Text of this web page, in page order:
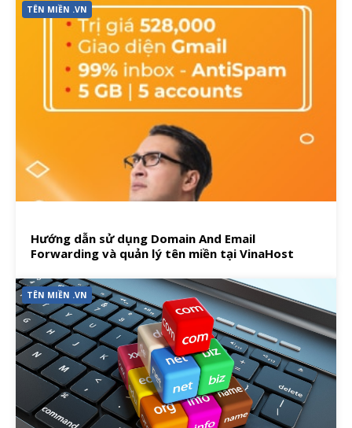
TÊN MIỀN .VN
Hướng dẫn sử dụng Domain And Email
Forwarding và quản lý tên miền tại VinaHost
TÊN MIỀN .VN